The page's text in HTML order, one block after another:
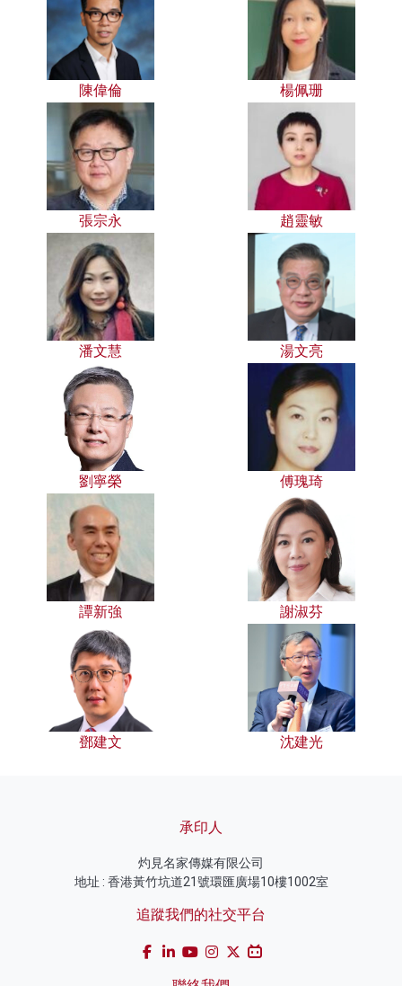
陳偉倫 楊佩珊
張宗永 趙靈敏
潘文慧 湯文亮
劉寧榮 傅瑰琦
譚新強 謝淑芬
鄧建文 沈建光
承印人
灼見名家傳媒有限公司
地址 : 香港黃竹坑道21號環匯廣場10樓1002室
追蹤我們的社交平台